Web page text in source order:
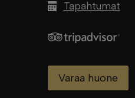
Tapahtumat
Varaa huone